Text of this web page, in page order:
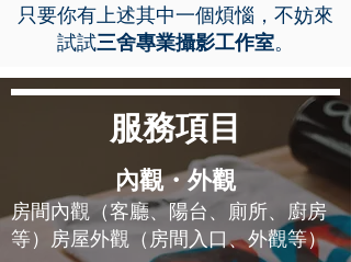
只要你有上述其中一個煩惱，不妨來
試試三舍專業攝影工作室。
​服務項目
內觀・外觀
房間內觀（客廳、陽台、廁所、廚房
等）房屋外觀（房間入口、外觀等）